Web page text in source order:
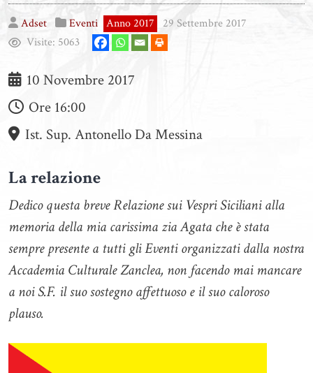
Adset Eventi Anno 2017
29 Settembre 2017
Visite: 5063
10 Novembre 2017
Ore 16:00
Ist. Sup. Antonello Da Messina
La relazione
Dedico questa breve Relazione sui Vespri Siciliani alla
memoria della mia carissima zia Agata che è stata
sempre presente a tutti gli Eventi organizzati dalla nostra
Accademia Culturale Zanclea, non facendo mai mancare
a noi S.F. il suo sostegno affettuoso e il suo caloroso
plauso.